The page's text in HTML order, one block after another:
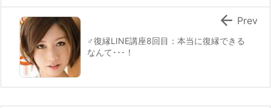
♂復縁LINE講座8回目：本当に復縁できる
なんて･･･！
 Prev